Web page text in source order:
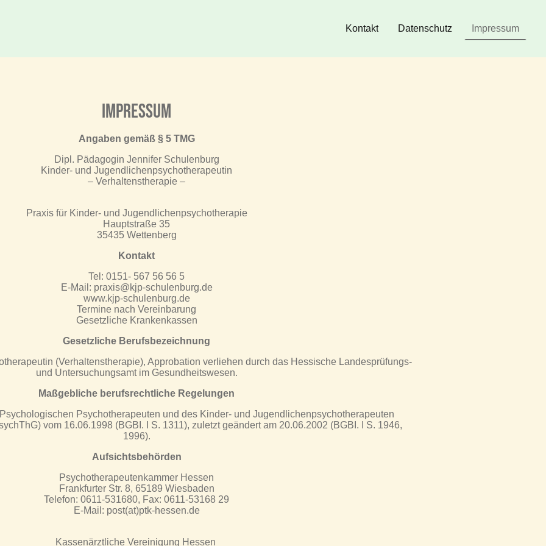
Kontakt Datenschutz Impressum
Impressum
Angaben gemäß § 5 TMG
Dipl. Pädagogin Jennifer Schulenburg
Kinder- und Jugendlichenpsychotherapeutin
– Verhaltenstherapie –
Praxis für Kinder- und Jugendlichenpsychotherapie
Hauptstraße 35
35435 Wettenberg
Kontakt
Tel: 0151- 567 56 56 5
E-Mail: praxis@kjp-schulenburg.de
www.kjp-schulenburg.de
Termine nach Vereinbarung
Gesetzliche Krankenkassen
Gesetzliche Berufsbezeichnung
(Verhaltenstherapie), Approbation verliehen durch das Hessische Landesprüfungs-
und Untersuchungsamt im Gesundheitswesen.
Maßgebliche berufsrechtliche Regelungen
Psychotherapeuten und des Kinder- und Jugendlichenpsychotherapeuten
vom 16.06.1998 (BGBI. I S. 1311), zuletzt geändert am 20.06.2002 (BGBI. I S. 1946,
1996).
Aufsichtsbehörden
Psychotherapeutenkammer Hessen
Frankfurter Str. 8, 65189 Wiesbaden
Telefon: 0611-531680, Fax: 0611-53168 29
E-Mail: post(at)ptk-hessen.de
Kassenärztliche Vereinigung Hessen